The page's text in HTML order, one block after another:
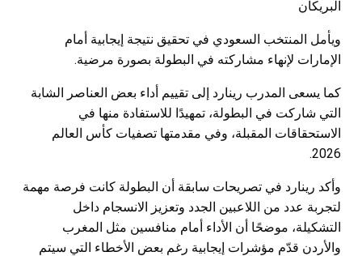
البريكان
ويأمل المنتخب السعودي في تحقيق نتيجة إيجابية أمام
الإمارات لإنهاء مشاركته في البطولة بصورة مرضية.
كما يسعى المدرب رينارد إلى تقييم أداء بعض العناصر الشابة
التي شاركت في البطولة، تمهيدًا للاستفادة منها في
الاستحقاقات المقبلة، وفي مقدمتها تصفيات كأس العالم
2026.
وأكد رينارد في تصريحات سابقة أن البطولة كانت فرصة مهمة
لتجربة عدد من اللاعبين الجدد وتعزيز الانسجام داخل
التشكيلة، موضحًا أن الأداء أمام منافسين مثل المغرب
والأردن قدّم مؤشرات إيجابية رغم بعض الأخطاء التي سيتم